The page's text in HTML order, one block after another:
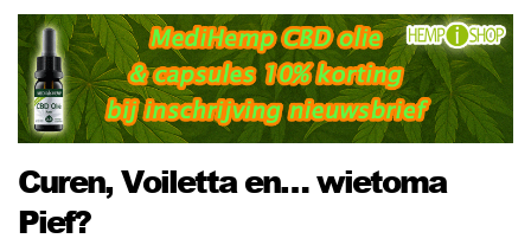
Curen, Voiletta en… wietoma
Pief?